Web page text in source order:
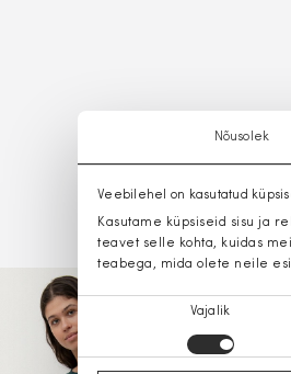
Nõusolek
Veebilehel on kasutatud
Kasutame küpsiseid sisu ja
teavet selle kohta, kuidas
teabega, mida olete neile
Nõusoleku
valik
Vajalik